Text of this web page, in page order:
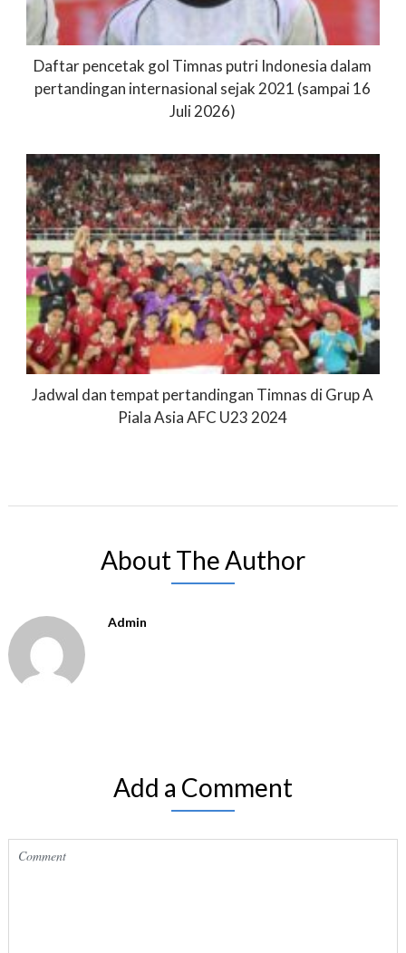
Daftar pencetak gol Timnas putri Indonesia dalam
pertandingan internasional sejak 2021 (sampai 16
Juli 2026)
Jadwal dan tempat pertandingan Timnas di Grup A
Piala Asia AFC U23 2024
About The Author
Admin
Add a Comment